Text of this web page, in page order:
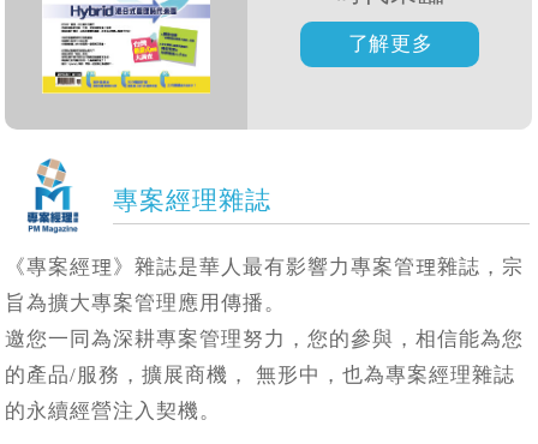
專案經理雜誌
《專案經理》雜誌是華人最有影響力專案管理雜誌，宗
旨為擴大專案管理應用傳播。
邀您一同為深耕專案管理努力，您的參與，相信能為您
的產品/服務，擴展商機， 無形中，也為專案經理雜誌
的永續經營注入契機。